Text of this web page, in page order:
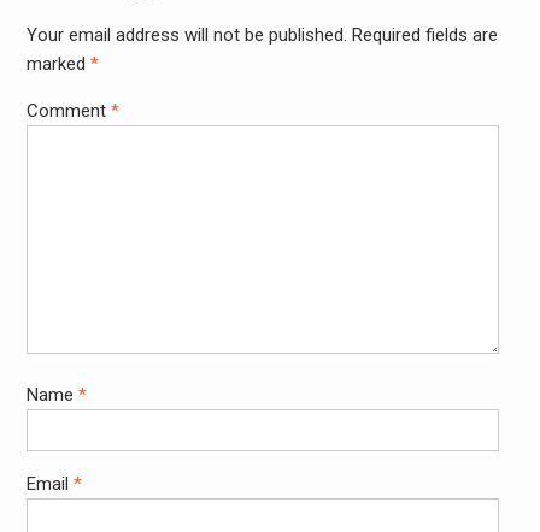
Your email address will not be published. Required fields are
marked *
Comment *
Name *
Email *